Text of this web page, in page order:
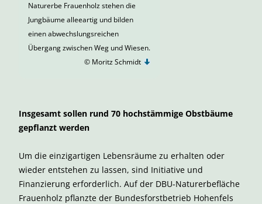
Naturerbe Frauenholz stehen die
Jungbäume alleeartig und bilden
einen abwechslungsreichen
Übergang zwischen Weg und Wiesen.
© Moritz Schmidt
Insgesamt sollen rund 70 hochstämmige Obstbäume
gepflanzt werden
Um die einzigartigen Lebensräume zu erhalten oder
wieder entstehen zu lassen, sind Initiative und
Finanzierung erforderlich. Auf der DBU-Naturerbefläche
Frauenholz pflanzte der Bundesforstbetrieb Hohenfels